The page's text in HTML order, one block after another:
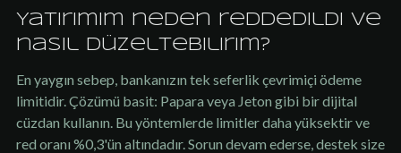
Yatırımım neden reddedildi ve
nasıl düzeltebilirim?
En yaygın sebep, bankanızın tek seferlik çevrimiçi ödeme
limitidir. Çözümü basit: Papara veya Jeton gibi bir dijital
cüzdan kullanın. Bu yöntemlerde limitler daha yüksektir ve
red oranı %0,3'ün altındadır. Sorun devam ederse, destek size